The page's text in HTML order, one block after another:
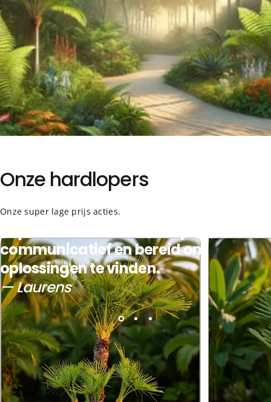
communicatief en bereid om
oplossingen tevinden.
— Laurens
Onze hardlopers
Onze super lage prijs acties.